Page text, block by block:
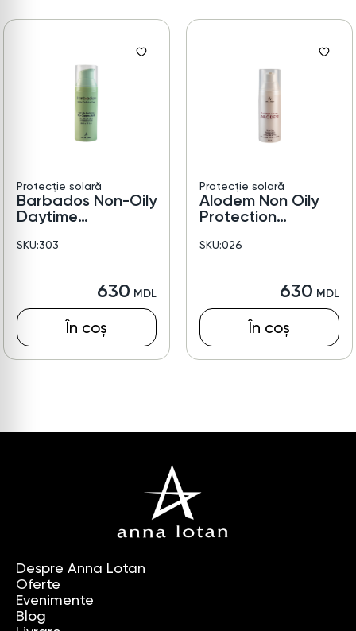
Protecție solară
Barbados Non-Oily
Daytime
SKU:303
630
În coș
Protecție solară
Alodem Non Oily
Protection
SKU:026
630
În coș
Despre Anna Lotan
Oferte
Evenimente
Blog